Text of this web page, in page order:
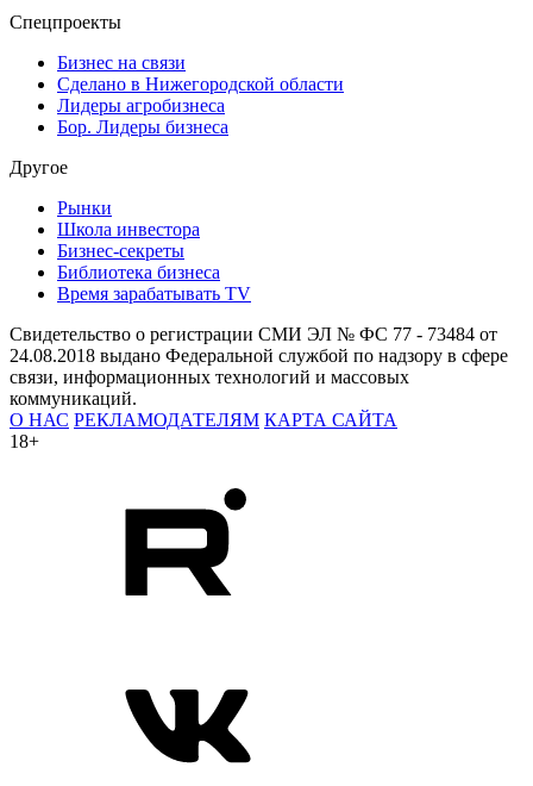
Спецпроекты
Бизнес на связи
Сделано в Нижегородской области
Лидеры агробизнеса
Бор. Лидеры бизнеса
Другое
Рынки
Школа инвестора
Бизнес-секреты
Библиотека бизнеса
Время зарабатывать TV
Свидетельство о регистрации СМИ ЭЛ № ФС 77 - 73484 от
24.08.2018 выдано Федеральной службой по надзору в сфере
связи, информационных технологий и массовых
коммуникаций.
О НАС РЕКЛАМОДАТЕЛЯМ КАРТА САЙТА
18+